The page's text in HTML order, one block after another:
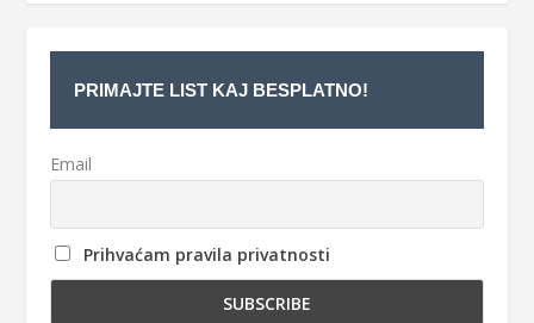
PRIMAJTE LIST KAJ BESPLATNO!
Email
Prihvaćam pravila privatnosti